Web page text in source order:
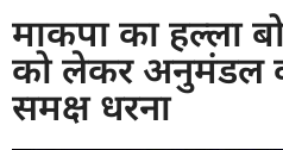
माकपा का हल्ला
को लेकर अनुमंडल
समक्ष धरना